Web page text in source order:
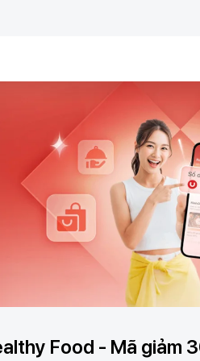
Food - Mã giảm